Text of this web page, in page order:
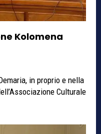
Kolomena
in proprio e nella
Culturale